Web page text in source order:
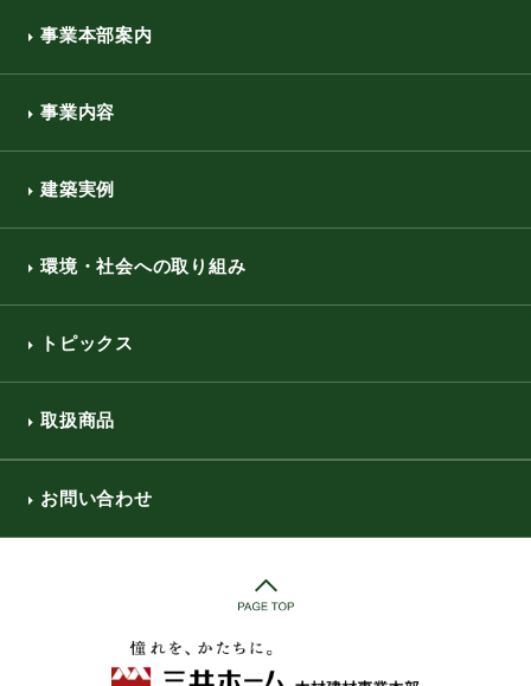
事業本部案内
事業内容
建築実例
環境・社会への取り組み
トピックス
取扱商品
お問い合わせ